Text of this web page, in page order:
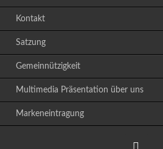
Kontakt
Satzung
Gemeinnützigkeit
Multimedia Präsentation über uns
Markeneintragung